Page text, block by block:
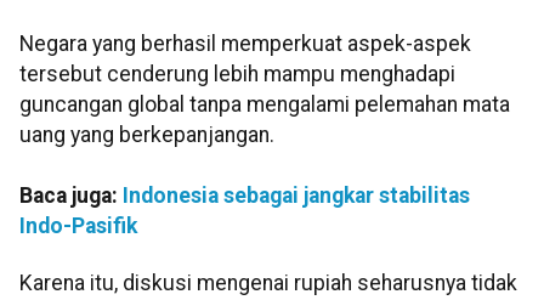
Negara yang berhasil memperkuat aspek-aspek
tersebut cenderung lebih mampu menghadapi
guncangan global tanpa mengalami pelemahan mata
uang yang berkepanjangan.
Baca juga: Indonesia sebagai jangkar stabilitas
Indo-Pasifik
Karena itu, diskusi mengenai rupiah seharusnya tidak